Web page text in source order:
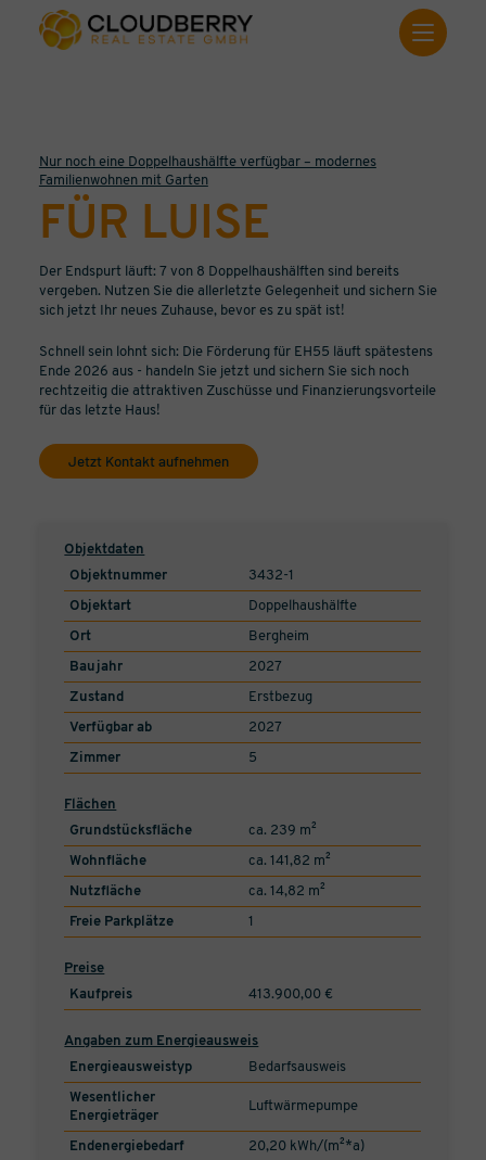
Nur noch eine Doppelhaushälfte verfügbar – modernes
Familienwohnen mit Garten
FÜR LUISE
Der Endspurt läuft: 7 von 8 Doppelhaushälften sind bereits
vergeben. Nutzen Sie die allerletzte Gelegenheit und sichern Sie
sich jetzt Ihr neues Zuhause, bevor es zu spät ist!
Schnell sein lohnt sich: Die Förderung für EH55 läuft spätestens
Ende 2026 aus - handeln Sie jetzt und sichern Sie sich noch
rechtzeitig die attraktiven Zuschüsse und Finanzierungsvorteile
für das letzte Haus!
Jetzt Kontakt aufnehmen
Objektdaten
Objektnummer
3432-1
Objektart Doppelhaushälfte
Ort Bergheim
Baujahr 2027
Zustand Erstbezug
Verfügbar ab 2027
Zimmer 5
Flächen
Grundstücksfläche
ca. 239 m²
Wohnfläche ca. 141,82 m²
Nutzfläche ca. 14,82 m²
Freie Parkplätze 1
Preise
Kaufpreis
413.900,00 €
Angaben zum Energieausweis
Energieausweistyp
Bedarfsausweis
Wesentlicher
Energieträger
Luftwärmepumpe
Endenergiebedarf 20,20 kWh/(m²*a)